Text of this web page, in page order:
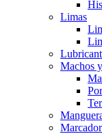
Limas
Machos